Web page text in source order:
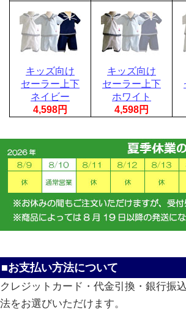
キッズ向け
セーラー上下
ネイビー
4,598円
キッズ向け
セーラー上下
ホワイト
4,598円
■お支払い方法について
クレジットカード・代金引換・銀行振
法をお選びいただけます。